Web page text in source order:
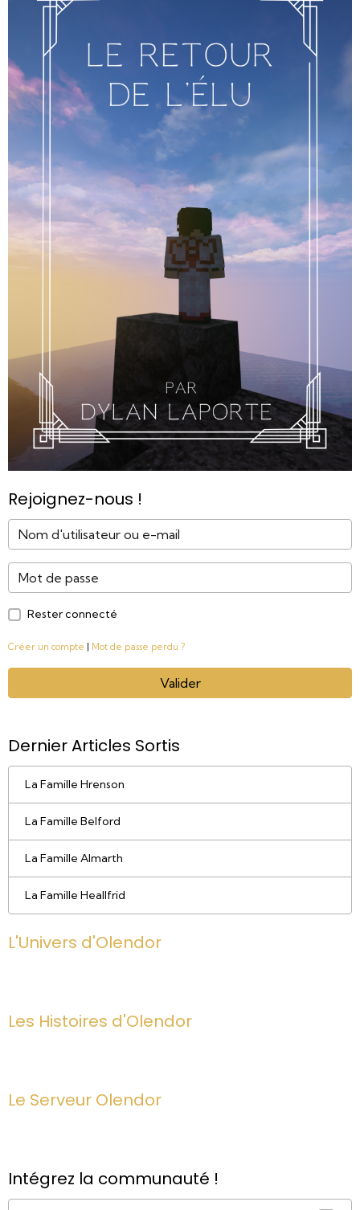
Rejoignez-nous !
Rester connecté
Créer un compte Mot de passe perdu ?
Valider
Dernier Articles Sortis
La Famille Hrenson
La Famille Belford
La Famille Almarth
La Famille Heallfrid
L'Univers d'Olendor
Les Histoires d'Olendor
Le Serveur Olendor
Intégrez la communauté !